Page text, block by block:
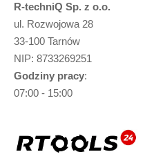
R-techniQ Sp. z o.o.
ul. Rozwojowa 28
33-100 Tarnów
NIP: 8733269251
Godziny pracy:
07:00 - 15:00